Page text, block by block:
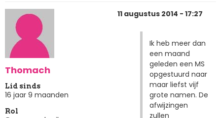
Thomach
Lid sinds
16 jaar 9 maanden
Rol
11 augustus 2014 - 17:27
Ik heb meer dan
een maand
geleden een MS
opgestuurd naar
maar liefst vijf
grote namen. De
afwijzingen
zullen